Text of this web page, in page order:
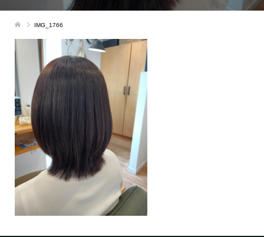
IMG_1766